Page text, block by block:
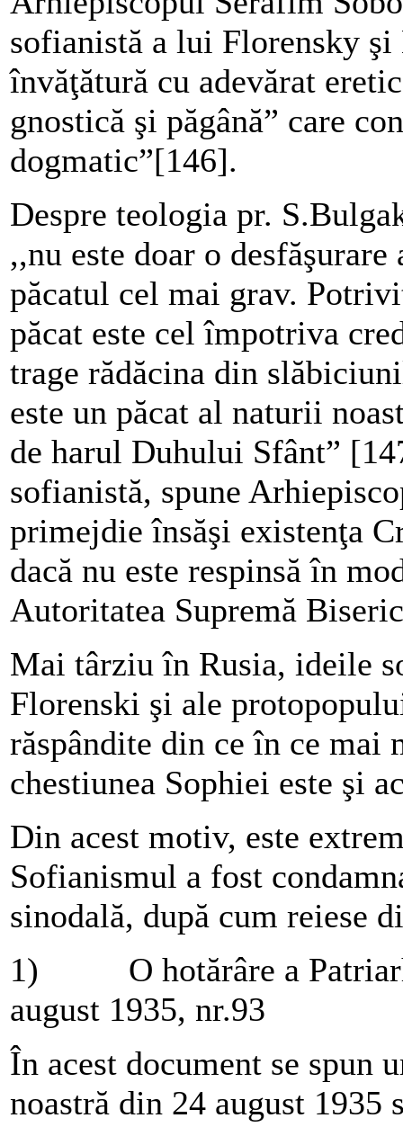
sofianistă a lui Florensky
învăţătură cu adevărat
gnostică şi păgână” care
dogmatic”[146].
Despre teologia pr.
,,nu este doar o
păcatul cel mai grav.
păcat este cel împotriva
trage rădăcina din
este un păcat al naturii
de harul Duhului Sfânt”
sofianistă, spune
primejdie însăşi existenţa
dacă nu este respinsă în
Autoritatea Supremă
Mai târziu în Rusia, ideile
Florenski şi ale
răspândite din ce în ce
chestiunea Sophiei este şi
Din acest motiv, este
Sofianismul a fost
sinodală, după cum reiese
1) O hotărâre a
august 1935, nr.93
În acest document se spun
noastră din 24 august 1935